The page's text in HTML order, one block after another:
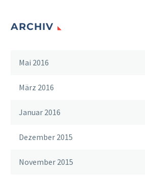
ARCHIV
Mai 2016
März 2016
Januar 2016
Dezember 2015
November 2015